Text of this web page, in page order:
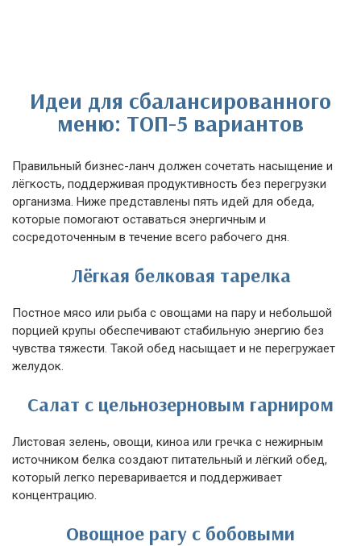
Идеи для сбалансированного
меню: ТОП-5 вариантов
Правильный бизнес-ланч должен сочетать насыщение и
лёгкость, поддерживая продуктивность без перегрузки
организма. Ниже представлены пять идей для обеда,
которые помогают оставаться энергичным и
сосредоточенным в течение всего рабочего дня.
Лёгкая белковая тарелка
Постное мясо или рыба с овощами на пару и небольшой
порцией крупы обеспечивают стабильную энергию без
чувства тяжести. Такой обед насыщает и не перегружает
желудок.
Салат с цельнозерновым гарниром
Листовая зелень, овощи, киноа или гречка с нежирным
источником белка создают питательный и лёгкий обед,
который легко переваривается и поддерживает
концентрацию.
Овощное рагу с бобовыми